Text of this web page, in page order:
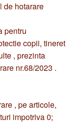
de hotarare
pentru
copii, tineret
, prezinta
nr.68/2023 .
, pe articole,
impotriva 0;